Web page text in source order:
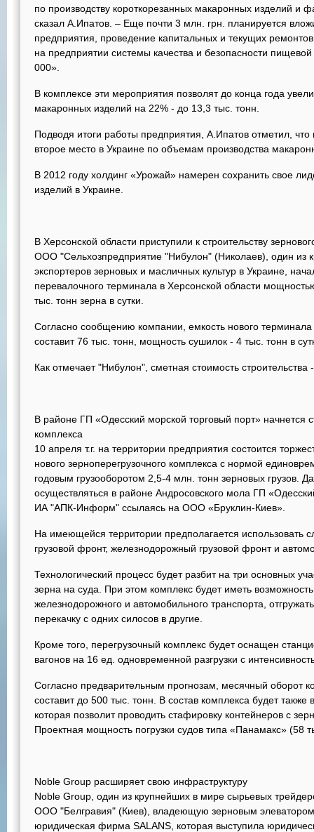
по производству короткорезанных макаронных изделий и
сказал А.Ипатов. – Еще почти 3 млн. грн. планируется
предприятия, проведение капитальных и текущих
на предприятии системы качества и безопасности
000».
В комплексе эти мероприятия позволят до конца года
макаронных изделий на 22% - до 13,3 тыс. тонн.
Подводя итоги работы предприятия, А.Ипатов отметил,
второе место в Украине по объемам производства
В 2012 году холдинг «Урожай» намерен сохранить свое
изделий в Украине.
В Херсонской области приступили к строительству
ООО "Сельхозпредприятие "Нибулон" (Николаев), один из
экспортеров зерновых и масличных культур в Украине,
перевалочного терминала в Херсонской области
тыс. тонн зерна в сутки.
Согласно сообщению компании, емкость нового
составит 76 тыс. тонн, мощность сушилок - 4 тыс. тонн в
Как отмечает "Нибулон", сметная стоимость строительства
В районе ГП «Одесский морской торговый порт» начнется
комплекса
10 апреля т.г. на территории предприятия состоится
нового зерноперегрузочного комплекса с нормой
годовым грузооборотом 2,5-4 млн. тонн зерновых грузов.
осуществляться в районе Андросовского мола ГП
ИА "АПК-Информ" ссылаясь на ООО «Бруклин-Киев».
На имеющейся территории предполагается использовать
грузовой фронт, железнодорожный грузовой фронт и
Технологический процесс будет разбит на три основных
зерна на суда. При этом комплекс будет иметь
железнодорожного и автомобильного транспорта,
перекачку с одних силосов в другие.
Кроме того, перегрузочный комплекс будет оснащен
вагонов на 16 ед. одновременной разгрузки с
Согласно предварительным прогнозам, месячный оборот
составит до 500 тыс. тонн. В состав комплекса будет
которая позволит проводить стафировку контейнеров с
Проектная мощность погрузки судов типа «Панамакс» (58
Noble Group расширяет свою инфраструктуру
Noble Group, один из крупнейших в мире сырьевых
ООО "Белгравия" (Киев), владеющую зерновым
юридическая фирма SALANS, которая выступила